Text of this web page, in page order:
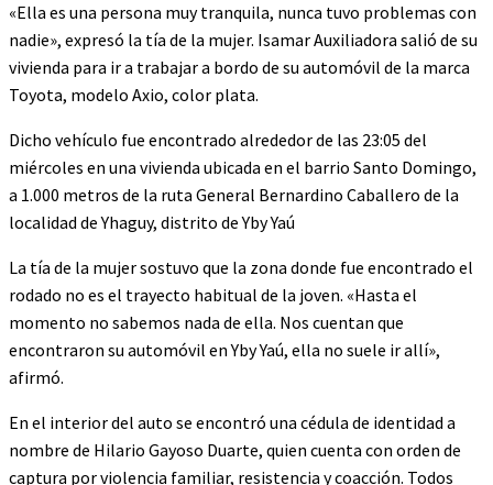
«Ella es una persona muy tranquila, nunca tuvo problemas con
nadie», expresó la tía de la mujer. Isamar Auxiliadora salió de su
vivienda para ir a trabajar a bordo de su automóvil de la marca
Toyota, modelo Axio, color plata.
Dicho vehículo fue encontrado alrededor de las 23:05 del
miércoles en una vivienda ubicada en el barrio Santo Domingo,
a 1.000 metros de la ruta General Bernardino Caballero de la
localidad de Yhaguy, distrito de Yby Yaú
La tía de la mujer sostuvo que la zona donde fue encontrado el
rodado no es el trayecto habitual de la joven. «Hasta el
momento no sabemos nada de ella. Nos cuentan que
encontraron su automóvil en Yby Yaú, ella no suele ir allí»,
afirmó.
En el interior del auto se encontró una cédula de identidad a
nombre de Hilario Gayoso Duarte, quien cuenta con orden de
captura por violencia familiar, resistencia y coacción. Todos